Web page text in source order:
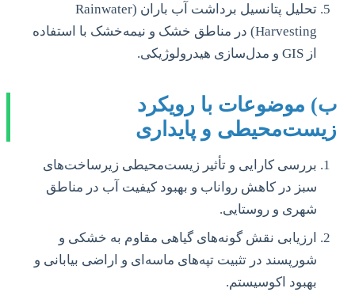
تحلیل پتانسیل برداشت آب باران (Rainwater
Harvesting) در مناطق خشک و نیمه‌خشک با استفاده
از GIS و مدل‌سازی هیدرولوژیکی.
ب) موضوعات با رویکرد
زیست‌محیطی و پایداری
بررسی کارایی و تأثیر زیست‌محیطی زیرساخت‌های
سبز در کاهش رواناب و بهبود کیفیت آب در مناطق
شهری و روستایی.
ارزیابی نقش گونه‌های گیاهی مقاوم به خشکی و
شورپسند در تثبیت تپه‌های ماسه‌ای و اراضی بیابانی و
بهبود اکوسیستم.